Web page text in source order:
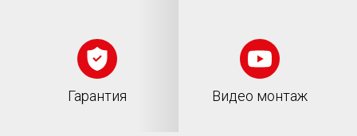
Гарантия Видео монтаж